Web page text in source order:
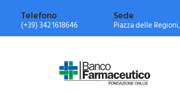
Telefono
(+39) 342 1618646
Sede
Piazza delle